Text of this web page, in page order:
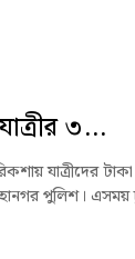
৩...
যাত্রীদের
পুলিশ।